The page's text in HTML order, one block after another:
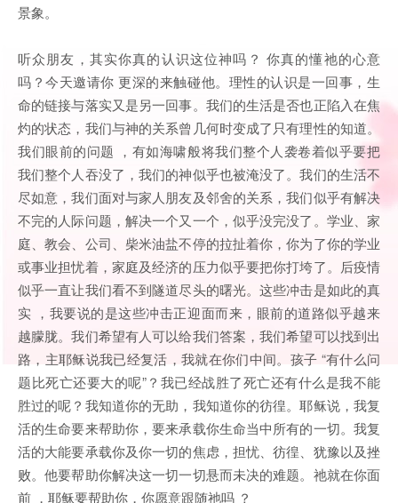
景象。
听众朋友，其实你真的认识这位神吗？ 你真的懂祂的心意
吗？今天邀请你 更深的来触碰他。理性的认识是一回事，生
命的链接与落实又是另一回事。我们的生活是否也正陷入在焦
灼的状态，我们与神的关系曾几何时变成了只有理性的知道。
我们眼前的问题 ，有如海啸般将我们整个人袭卷着似乎要把
我们整个人吞没了，我们的神似乎也被淹没了。我们的生活不
尽如意，我们面对与家人朋友及邻舍的关系，我们似乎有解决
不完的人际问题，解决一个又一个，似乎没完没了。学业、家
庭、教会、公司、柴米油盐不停的拉扯着你，你为了你的学业
或事业担忧着，家庭及经济的压力似乎要把你打垮了。后疫情
似乎一直让我们看不到隧道尽头的曙光。这些冲击是如此的真
实 ，我要说的是这些冲击正迎面而来，眼前的道路似乎越来
越朦胧。我们希望有人可以给我们答案，我们希望可以找到出
路，主耶稣说我已经复活，我就在你们中间。孩子 “有什么问
题比死亡还要大的呢”？我已经战胜了死亡还有什么是我不能
胜过的呢？我知道你的无助，我知道你的彷徨。耶稣说，我复
活的生命要来帮助你，要来承载你生命当中所有的一切。我复
活的大能要承载你及你一切的焦虑，担忧、彷徨、犹豫以及挫
败。他要帮助你解决这一切一切悬而未决的难题。祂就在你面
前 ，耶稣要帮助你，你愿意跟随祂吗 ？